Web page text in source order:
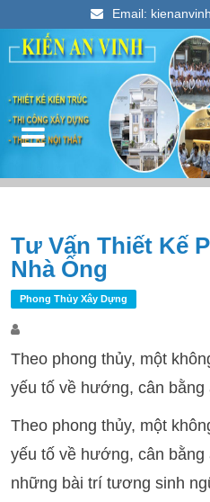
Email:
Kiến An Vinh
Thiết kế xây dựng nhà ống đẹp
Tư Vấn Thiết Kế
Nhà Ống
Phong Thủy Xây Dựng
Theo phong thủy, một
yếu tố về hướng, cân
Theo phong thủy, một
yếu tố về hướng, cân
những bài trí tương sinh
Điều hướng bài